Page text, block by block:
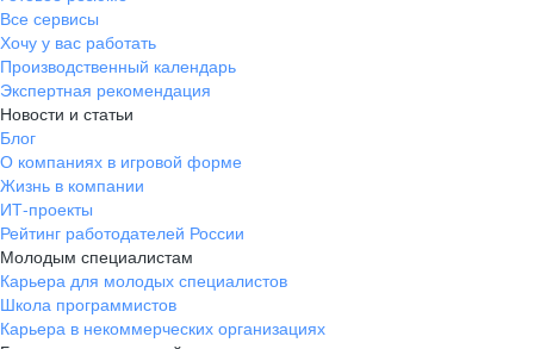
Все сервисы
Хочу у вас работать
Производственный календарь
Экспертная рекомендация
Новости и статьи
Блог
О компаниях в игровой форме
Жизнь в компании
ИТ-проекты
Рейтинг работодателей России
Молодым специалистам
Карьера для молодых специалистов
Школа программистов
Карьера в некоммерческих организациях